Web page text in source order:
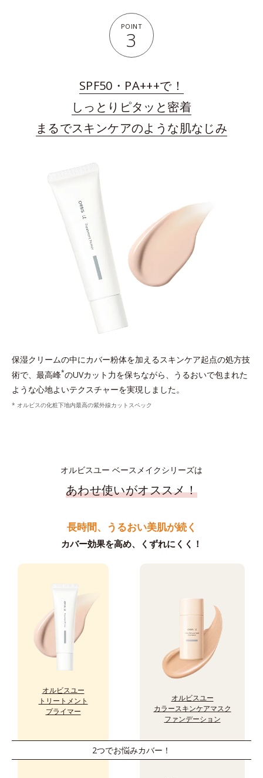
POINT
3
SPF50・PA+++で！
しっとりピタッと密着
まるでスキンケアのような肌なじみ
保湿クリームの中にカバー粉体を加えるスキンケア起点の処方技
術で、最高峰*のUVカット力を保ちながら、うるおいで包まれた
ような心地よいテクスチャーを実現しました。
* オルビスの化粧下地内最高の紫外線カットスペック
オルビスユー ベースメイクシリーズは
あわせ使いがオススメ！
長時間、うるおい美肌が続く
カバー効果を高め、くずれにくく！
オルビスユー
トリートメント
プライマー
オルビスユー
カラースキンケアマスク
ファンデーション
2つでお悩みカバー！